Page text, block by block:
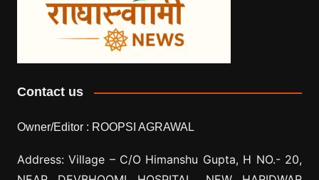
Contact us
Owner/Editor : ROOPSI AGRAWAL
Address: Village – C/O Himanshu Gupta, H NO.- 20,